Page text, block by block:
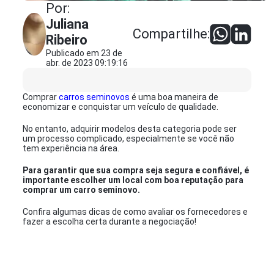
Por:
Juliana
Ribeiro
Publicado em 23 de
abr. de 2023 09:19:16
Compartilhe:
Comprarcarros seminovos é uma boa maneira de
economizar e conquistar um veículo de qualidade.
No entanto, adquirir modelos desta categoria pode ser
um processo complicado, especialmente se você não
tem experiência na área.
Para garantir que sua compra seja segura e confiável, é
importante escolher um local com boa reputação para
comprar um carro seminovo.
Confira algumas dicas de como avaliar os fornecedores e
fazer a escolha certa durante a negociação!